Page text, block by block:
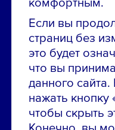
Если вы
страниц без
это будет
что вы
данного
нажать
чтобы скрыть
8 800 700-19-43
Сообщить об ошибке
ПАО «ГМК
Использование
без согласования
Российская
Красногвардейский